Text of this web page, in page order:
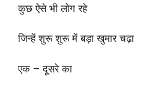
कुछ ऐसे भी लोग रहे
जिन्हें शुरू शुरू में बड़ा खुमार चढ़ा
एक – दूसरे का